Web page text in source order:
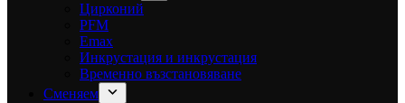
Цирконий
PFM
Emax
Инкрустация и инкрустация
Временно възстановяване
Сменяем